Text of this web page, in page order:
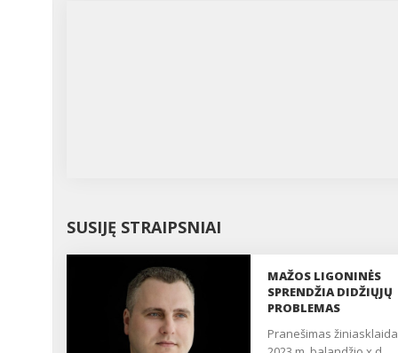
SUSIJĘ STRAIPSNIAI
MAŽOS LIGONINĖS
SPRENDŽIA DIDŽIŲJŲ
PROBLEMAS
pranešimas žiniasklaidai,